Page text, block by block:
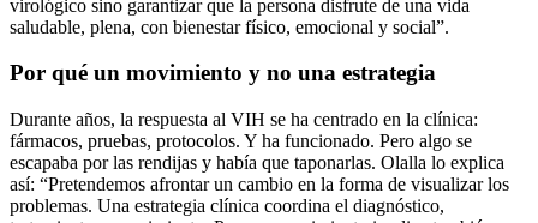
virológico sino garantizar que la persona disfrute de una vida
saludable, plena, con bienestar físico, emocional y social”.
Por qué un movimiento y no una estrategia
Durante años, la respuesta al VIH se ha centrado en la clínica:
fármacos, pruebas, protocolos. Y ha funcionado. Pero algo se
escapaba por las rendijas y había que taponarlas. Olalla lo explica
así: “Pretendemos afrontar un cambio en la forma de visualizar los
problemas. Una estrategia clínica coordina el diagnóstico,